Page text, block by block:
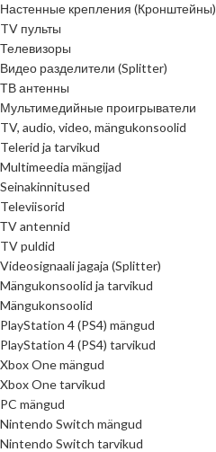
Настенные крепления (Кронштейны)
TV пульты
Телевизоры
Видео разделители (Splitter)
ТВ антенны
Мультимедийные проигрыватели
TV, audio, video, mängukonsoolid
Telerid ja tarvikud
Multimeedia mängijad
Seinakinnitused
Televiisorid
ТV antennid
TV puldid
Videosignaali jagaja (Splitter)
Mängukonsoolid ja tarvikud
Mängukonsoolid
PlayStation 4 (PS4) mängud
PlayStation 4 (PS4) tarvikud
Xbox One mängud
Xbox One tarvikud
PC mängud
Nintendo Switch mängud
Nintendo Switch tarvikud